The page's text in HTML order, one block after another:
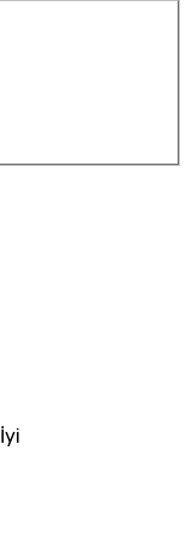
İyi